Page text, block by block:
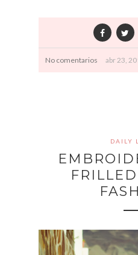
No comentarios abr23,
DAILY